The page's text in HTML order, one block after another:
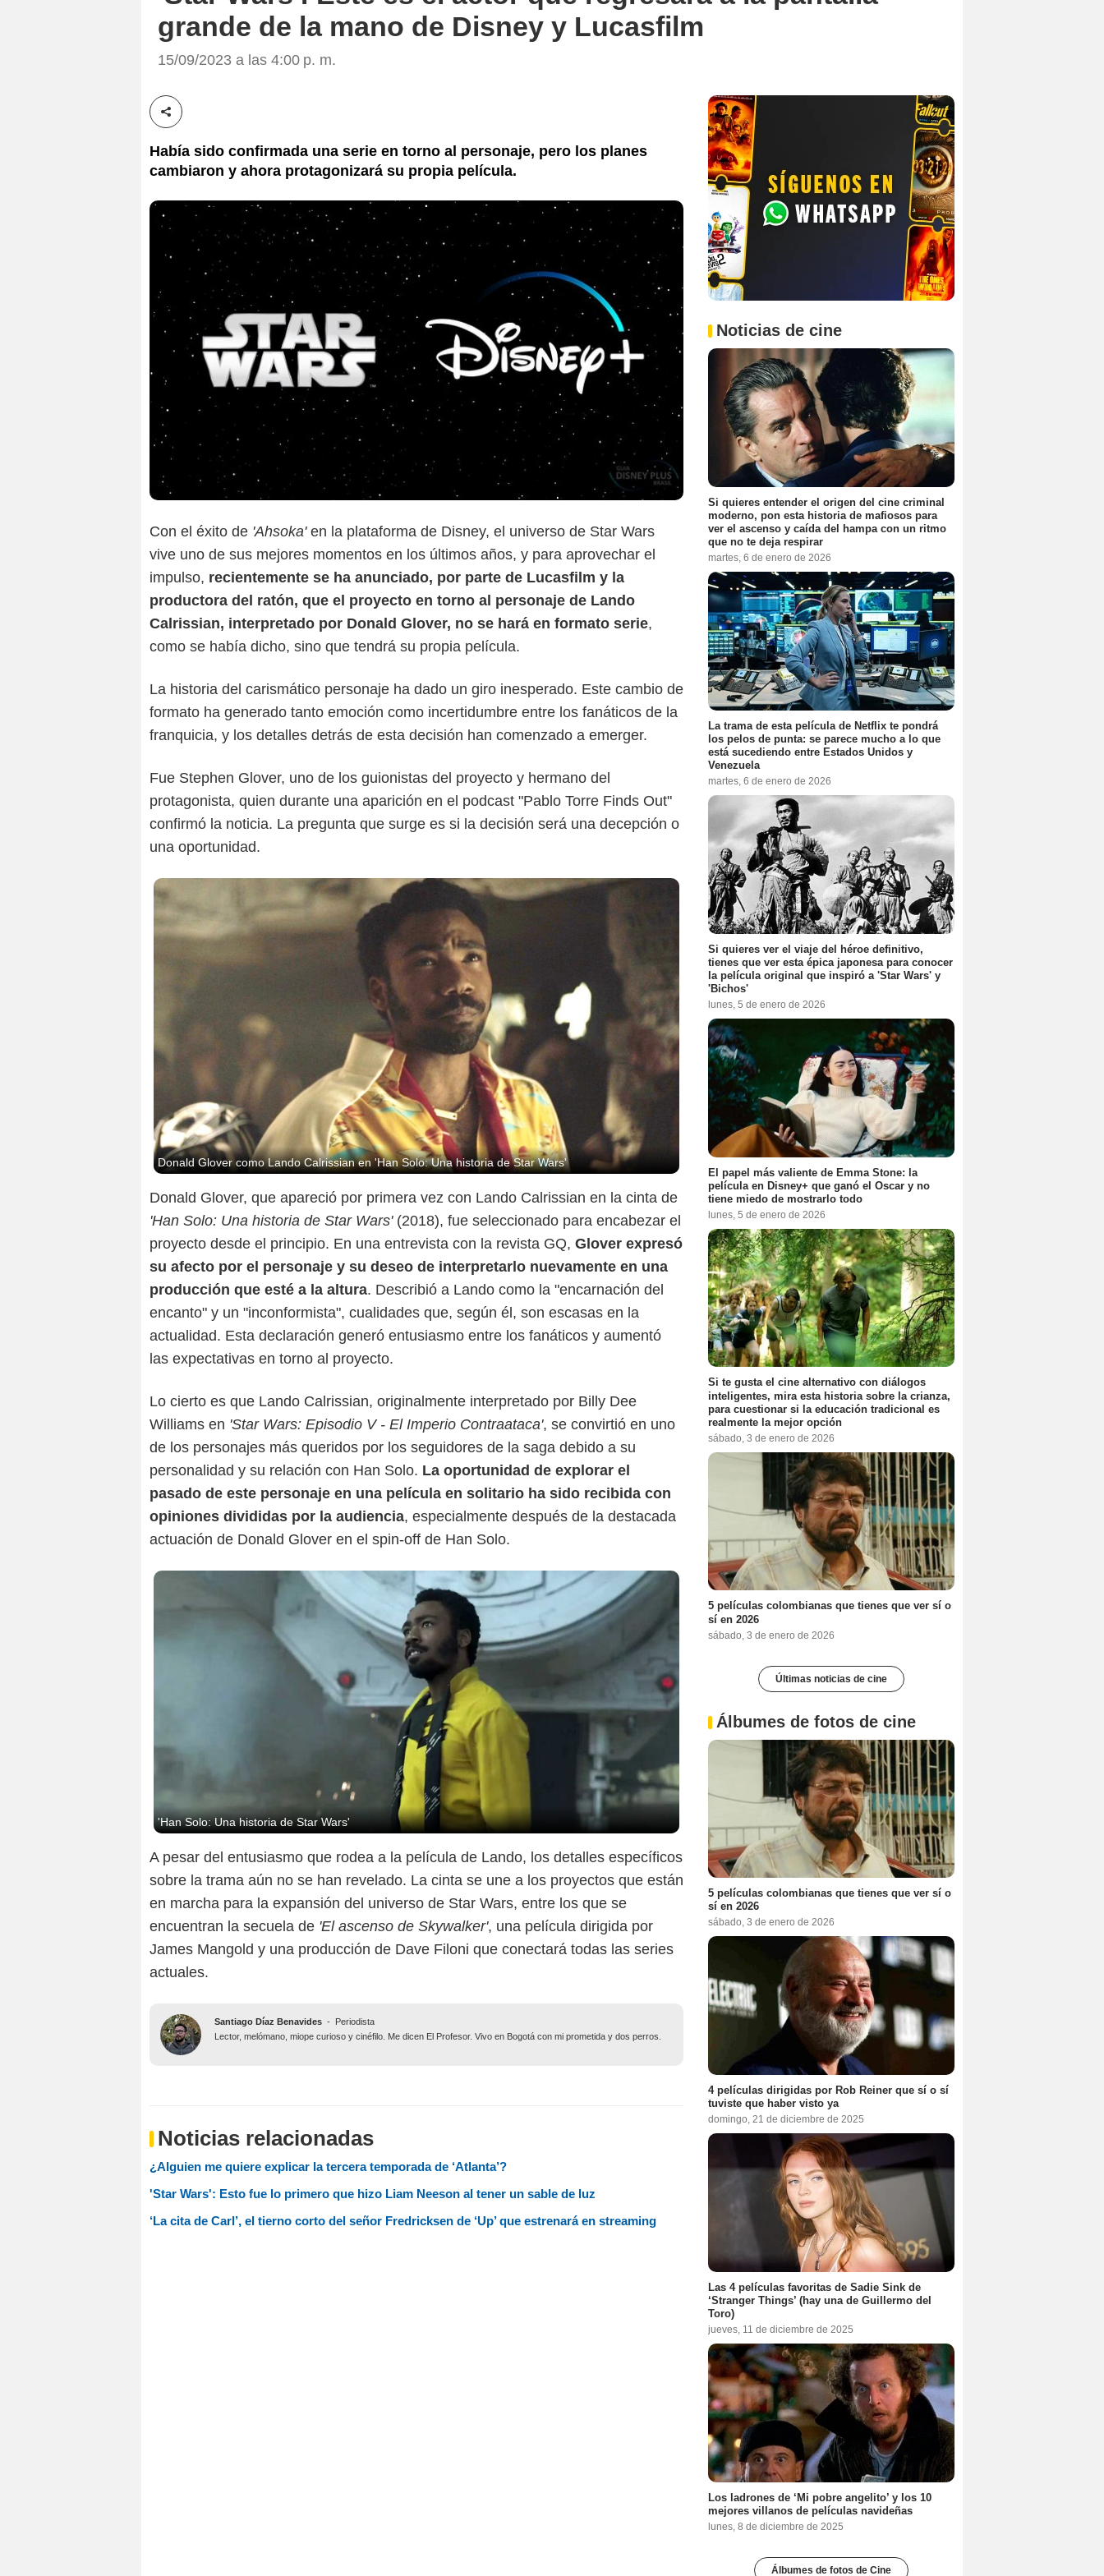
grande de la mano de Disney y Lucasfilm
15/09/2023 a las 4:00 p. m.
Compartir esta noticia
Había sido confirmada una serie en torno al personaje, pero los planes
cambiaron y ahora protagonizará su propia película.
Con el éxito de 'Ahsoka'en la plataforma de Disney, el universo de Star Wars
vive uno de sus mejores momentos en los últimos años, y para aprovechar el
impulso, recientemente se ha anunciado, por parte de Lucasfilm y la
productora del ratón, que el proyecto en torno al personaje de Lando
Calrissian, interpretado por Donald Glover, no se hará en formato serie,
como se había dicho, sino que tendrá su propia película.
La historia del carismático personaje ha dado un giro inesperado. Este cambio de
formato ha generado tanto emoción como incertidumbre entre los fanáticos de la
franquicia, y los detalles detrás de esta decisión han comenzado a emerger.
Fue Stephen Glover, uno de los guionistas del proyecto y hermano del
protagonista, quien durante una aparición en el podcast "Pablo Torre Finds Out"
confirmó la noticia. La pregunta que surge es si la decisión será una decepción o
una oportunidad.
Donald Glover como Lando Calrissian en 'Han Solo: Una historia de Star Wars'
Donald Glover, que apareció por primera vez con Lando Calrissian en la cinta de
'Han Solo: Una historia de Star Wars' (2018), fue seleccionado para encabezar el
proyecto desde el principio. En una entrevista con la revista GQ, Glover expresó
su afecto por el personaje y su deseo de interpretarlo nuevamente en una
producción que esté a la altura. Describió a Lando como la "encarnación del
encanto" y un "inconformista", cualidades que, según él, son escasas en la
actualidad. Esta declaración generó entusiasmo entre los fanáticos y aumentó
las expectativas en torno al proyecto.
Lo cierto es que Lando Calrissian, originalmente interpretado por Billy Dee
Williams en 'Star Wars: Episodio V - El Imperio Contraataca', se convirtió en uno
de los personajes más queridos por los seguidores de la saga debido a su
personalidad y su relación con Han Solo. La oportunidad de explorar el
pasado de este personaje en una película en solitario ha sido recibida con
opiniones divididas por la audiencia, especialmente después de la destacada
actuación de Donald Glover en el spin-off de Han Solo.
Disney
'Han Solo: Una historia de Star Wars'
A pesar del entusiasmo que rodea a la película de Lando, los detalles específicos
sobre la trama aún no se han revelado. La cinta se une a los proyectos que están
en marcha para la expansión del universo de Star Wars, entre los que se
encuentran la secuela de 'El ascenso de Skywalker', una película dirigida por
James Mangold y una producción de Dave Filoni que conectará todas las series
actuales.
Santiago Díaz Benavides -
Periodista
Lector, melómano, miope curioso y cinéfilo. Me dicen El Profesor. Vivo en Bogotá con mi prometida y dos perros.
Noticias relacionadas
¿Alguien me quiere explicar la tercera temporada de ‘Atlanta’?
'Star Wars': Esto fue lo primero que hizo Liam Neeson al tener un sable de luz
‘La cita de Carl’, el tierno corto del señor Fredricksen de ‘Up’ que estrenará en streaming
Noticias de cine
Si quieres entender el origen del cine criminal
moderno, pon esta historia de mafiosos para
ver el ascenso y caída del hampa con un ritmo
que no te deja respirar
martes, 6 de enero de 2026
La trama de esta película de Netflix te pondrá
los pelos de punta: se parece mucho a lo que
está sucediendo entre Estados Unidos y
Venezuela
martes, 6 de enero de 2026
Si quieres ver el viaje del héroe definitivo,
tienes que ver esta épica japonesa para conocer
la película original que inspiró a 'Star Wars' y
'Bichos'
lunes, 5 de enero de 2026
El papel más valiente de Emma Stone: la
película en Disney+ que ganó el Oscar y no
tiene miedo de mostrarlo todo
lunes, 5 de enero de 2026
Si te gusta el cine alternativo con diálogos
inteligentes, mira esta historia sobre la crianza,
para cuestionar si la educación tradicional es
realmente la mejor opción
sábado, 3 de enero de 2026
5 películas colombianas que tienes que ver sí o
sí en 2026
sábado, 3 de enero de 2026
Últimas noticias de cine
Álbumes de fotos de cine
5 películas colombianas que tienes que ver sí o
sí en 2026
sábado, 3 de enero de 2026
4 películas dirigidas por Rob Reiner que sí o sí
tuviste que haber visto ya
domingo, 21 de diciembre de 2025
Las 4 películas favoritas de Sadie Sink de
‘Stranger Things’ (hay una de Guillermo del
Toro)
jueves, 11 de diciembre de 2025
Los ladrones de ‘Mi pobre angelito’ y los 10
mejores villanos de películas navideñas
lunes, 8 de diciembre de 2025
Álbumes de fotos de Cine